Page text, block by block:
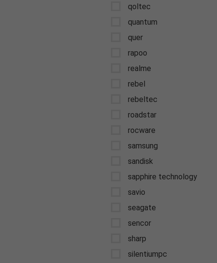
qoltec
quantum
quer
rapoo
realme
rebel
rebeltec
roadstar
rocware
samsung
sandisk
sapphire technology
savio
seagate
sencor
sharp
silentiumpc